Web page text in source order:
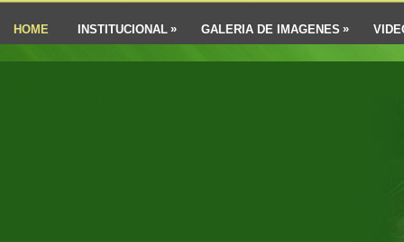
HOME INSTITUCIONAL » GALERIA DE IMAGENES »